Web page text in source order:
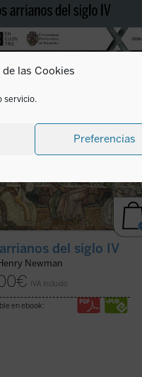
las Cookies
servicio.
Preferencias
la génesis, el desarrollo y
de la herejía arriana, la
gran crisis de la Iglesia después
época de las persecuciones.
ficha)
del siglo IV
Newman
€ IVA incluido
en ebook: